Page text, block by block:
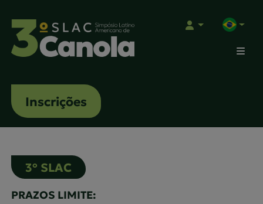
Inscrições
3º SLAC
PRAZOS LIMITE: